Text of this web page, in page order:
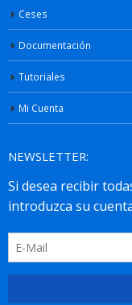
Ceses
Documentación
Tutoriales
Mi Cuenta
NEWSLETTER: